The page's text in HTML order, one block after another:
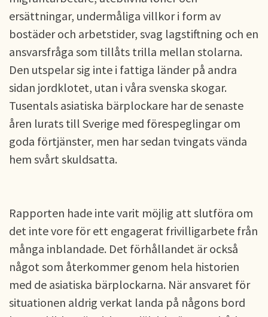
ersättningar, undermåliga villkor i form av
bostäder och arbetstider, svag lagstiftning och en
ansvarsfråga som tillåts trilla mellan stolarna.
Den utspelar sig inte i fattiga länder på andra
sidan jordklotet, utan i våra svenska skogar.
Tusentals asiatiska bärplockare har de senaste
åren lurats till Sverige med förespeglingar om
goda förtjänster, men har sedan tvingats vända
hem svårt skuldsatta.
Rapporten hade inte varit möjlig att slutföra om
det inte vore för ett engagerat frivilligarbete från
många inblandade. Det förhållandet är också
något som återkommer genom hela historien
med de asiatiska bärplockarna. När ansvaret för
situationen aldrig verkat landa på någons bord